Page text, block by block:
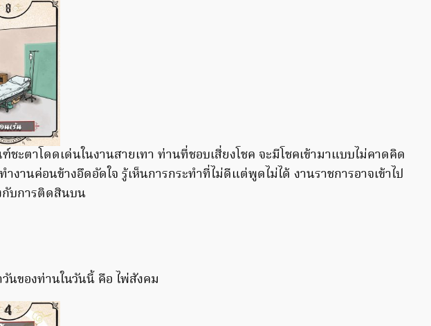
ชะตาโดดเด่นในงานสายเทา ท่านที่ชอบเสี่ยงโชค จะมีโชคเข้ามาแบบไม่คาดคิด
ำงานค่อนข้างอึดอัดใจ รู้เห็นการกระทำที่ไม่ดีแต่พูดไม่ได้ งานราชการอาจเข้าไป
กับการติดสินบน
วันของท่านในวันนี้ คือ ไพ่สังคม